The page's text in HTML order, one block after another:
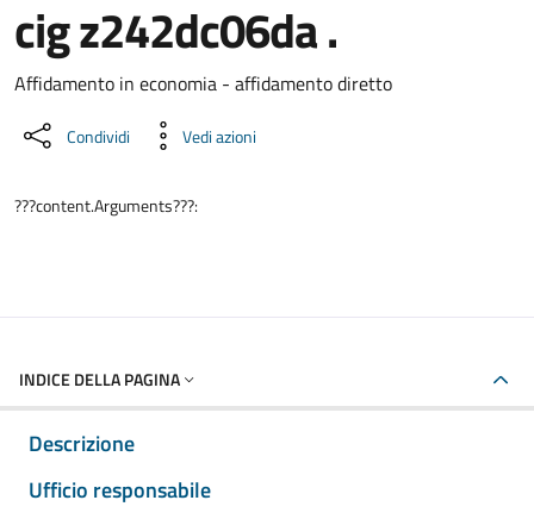
cig z242dc06da .
Dettaglio del documento
Affidamento in economia - affidamento diretto
Condividi Vedi azioni
???content.Arguments???:
INDICE DELLA PAGINA
Descrizione
Ufficio responsabile